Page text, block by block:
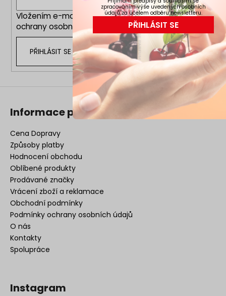
Vložením e-mailu souhlasíte spodmínkami
ochrany osobních údajů
PŘIHLÁSIT SE
Informace pro vás
Cena Dopravy
Způsoby platby
Hodnocení obchodu
Oblíbené produkty
Prodávané značky
Vrácení zboží a reklamace
Obchodní podmínky
Podmínky ochrany osobních údajů
O nás
Kontakty
Spolupráce
Instagram
zpracováním výše uvedených osobních
údajů za účelem odběru newsletteru.
PŘIHLÁSIT SE